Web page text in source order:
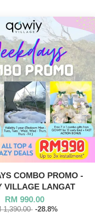
COMBO PROMO -
VILLAGE LANGAT
RM 990.00
1,390.00 -28.8%